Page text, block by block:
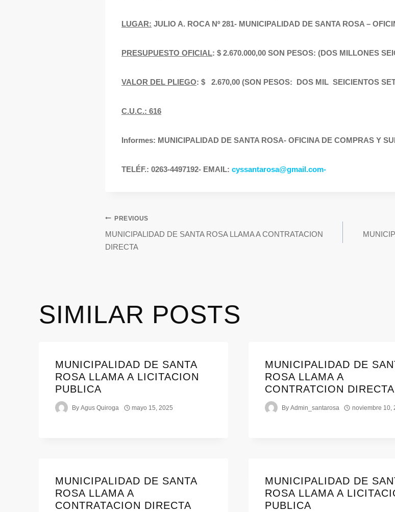
LUGAR: JULIO A. ROCA Nº 281- MUNICIPALIDAD DE SANTA ROSA –
PRESUPUESTO OFICIAL: $ 2.670.000,00 SON PESOS: (DOS MILLONES
VALOR DEL PLIEGO: $ 2.670,00 (SON PESOS: DOS MIL SEICIENTOS
C.U.C.: 616
Informes: MUNICIPALIDAD DE SANTA ROSA- OFICINA DE COMPRAS Y
TELÉF.: 0263-4497192- EMAIL: cyssantarosa@gmail.com-
PREVIOUS
MUNICIPALIDAD DE SANTA ROSA LLAMA A CONTRATACION
DIRECTA
SIMILAR POSTS
MUNICIPALIDAD DE SANTA
ROSA LLAMA A LICITACION
PUBLICA
By Agus Quiroga mayo 15, 2025
MUNICIPALIDAD DE
ROSA LLAMA A
CONTRATCION DIRECTA
By Admin_santarosa noviembre 10,
MUNICIPALIDAD DE SANTA
ROSA LLAMA A
CONTRATACION DIRECTA
MUNICIPALIDAD DE
ROSA LLAMA A
PUBLICA